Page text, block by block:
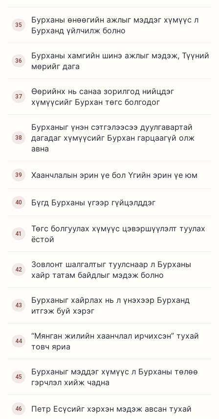
35
Бурханы өнөөгийн ажлыг мэддэг хүмүүс л
Бурханд үйлчилж болно
36
Бурханы хамгийн шинэ ажлыг мэдэж, Түүний
мөрийг дага
37
Өөрийнх нь санаа зорилгод нийцдэг
хүмүүсийг Бурхан төгс болгодог
38
Бурханыг үнэн сэтгэлээсээ дуулгавартай
дагадаг хүмүүсийг Бурхан гарцаагүй олж
авна
39 Хаанчлалын эрин үе бол Үгийн эрин үе юм
40 Бүгд Бурханы үгээр гүйцэлддэг
41
Төгс болгуулах хүмүүс цэвэршүүлэлт туулах
ёстой
42
Зовлонт шалгалтыг туулснаар л Бурханы
хайр татам байдлыг мэдэж болно
43
Бурханыг хайрлах нь л үнэхээр Бурханд
итгэж буй хэрэг
44
“Мянган жилийн хаанчлал ирчихсэн” тухай
товч яриа
45
Бурханыг мэддэг хүмүүс л Бурханы төлөө
гэрчлэл хийж чадна
46 Петр Есүсийг хэрхэн мэдэж авсан тухай